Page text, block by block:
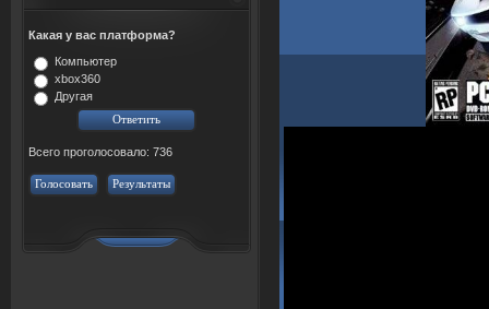
Какая у вас платформа?
Компьютер
xbox360
Другая
Всего проголосовало: 736
Голосовать Результаты